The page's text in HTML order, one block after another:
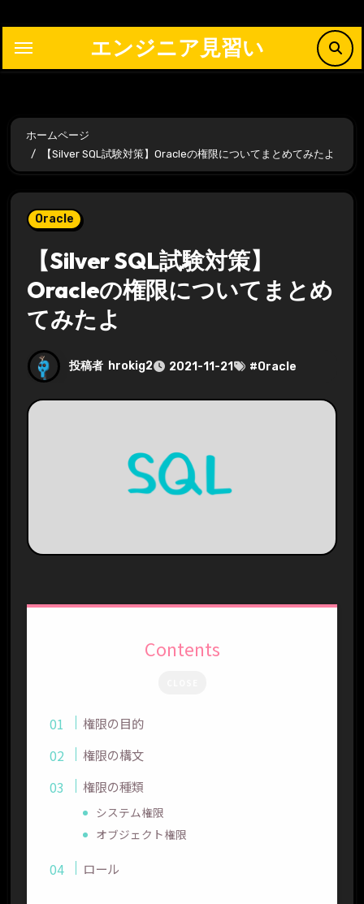
ッ
エンジニア見習い
ホームページ
【Silver SQL試験対策】Oracleの権限についてまとめてみたよ
Oracle
【Silver SQL試験対策】
Oracleの権限についてまとめ
てみたよ
投稿者 hrokig2 2021-11-21 #Oracle
Contents
権限の目的
権限の構文
権限の種類
システム権限
オブジェクト権限
ロール